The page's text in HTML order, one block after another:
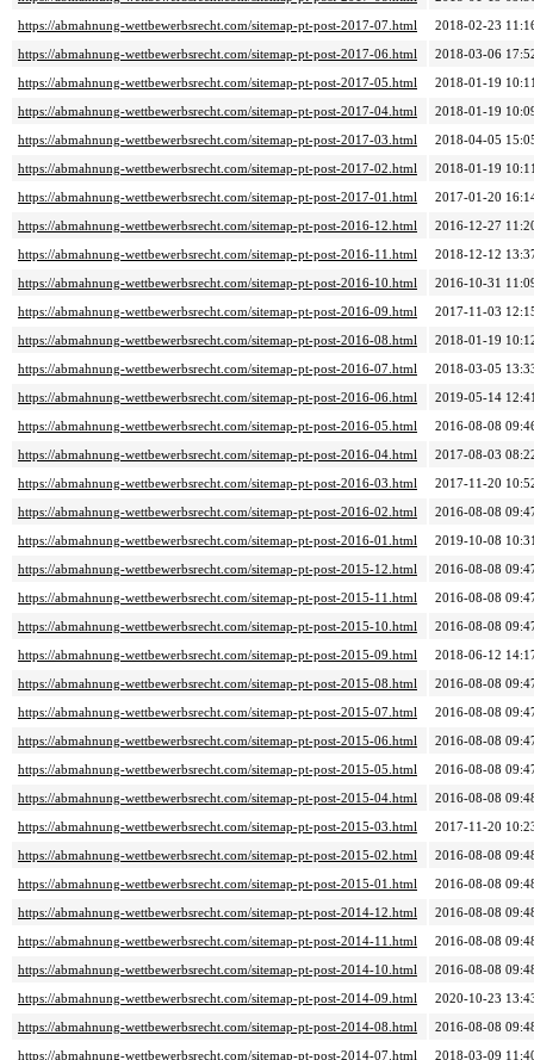
https://abmahnung-wettbewerbsrecht.com/sitemap-pt-post-2017-07.html
2018-02-23
https://abmahnung-wettbewerbsrecht.com/sitemap-pt-post-2017-06.html
2018-03-06
https://abmahnung-wettbewerbsrecht.com/sitemap-pt-post-2017-05.html
2018-01-19
https://abmahnung-wettbewerbsrecht.com/sitemap-pt-post-2017-04.html
2018-01-19
https://abmahnung-wettbewerbsrecht.com/sitemap-pt-post-2017-03.html
2018-04-05
https://abmahnung-wettbewerbsrecht.com/sitemap-pt-post-2017-02.html
2018-01-19
https://abmahnung-wettbewerbsrecht.com/sitemap-pt-post-2017-01.html
2017-01-20
https://abmahnung-wettbewerbsrecht.com/sitemap-pt-post-2016-12.html
2016-12-27
https://abmahnung-wettbewerbsrecht.com/sitemap-pt-post-2016-11.html
2018-12-12
https://abmahnung-wettbewerbsrecht.com/sitemap-pt-post-2016-10.html
2016-10-31
https://abmahnung-wettbewerbsrecht.com/sitemap-pt-post-2016-09.html
2017-11-03
https://abmahnung-wettbewerbsrecht.com/sitemap-pt-post-2016-08.html
2018-01-19
https://abmahnung-wettbewerbsrecht.com/sitemap-pt-post-2016-07.html
2018-03-05
https://abmahnung-wettbewerbsrecht.com/sitemap-pt-post-2016-06.html
2019-05-14
https://abmahnung-wettbewerbsrecht.com/sitemap-pt-post-2016-05.html
2016-08-08
https://abmahnung-wettbewerbsrecht.com/sitemap-pt-post-2016-04.html
2017-08-03
https://abmahnung-wettbewerbsrecht.com/sitemap-pt-post-2016-03.html
2017-11-20
https://abmahnung-wettbewerbsrecht.com/sitemap-pt-post-2016-02.html
2016-08-08
https://abmahnung-wettbewerbsrecht.com/sitemap-pt-post-2016-01.html
2019-10-08
https://abmahnung-wettbewerbsrecht.com/sitemap-pt-post-2015-12.html
2016-08-08
https://abmahnung-wettbewerbsrecht.com/sitemap-pt-post-2015-11.html
2016-08-08
https://abmahnung-wettbewerbsrecht.com/sitemap-pt-post-2015-10.html
2016-08-08
https://abmahnung-wettbewerbsrecht.com/sitemap-pt-post-2015-09.html
2018-06-12
https://abmahnung-wettbewerbsrecht.com/sitemap-pt-post-2015-08.html
2016-08-08
https://abmahnung-wettbewerbsrecht.com/sitemap-pt-post-2015-07.html
2016-08-08
https://abmahnung-wettbewerbsrecht.com/sitemap-pt-post-2015-06.html
2016-08-08
https://abmahnung-wettbewerbsrecht.com/sitemap-pt-post-2015-05.html
2016-08-08
https://abmahnung-wettbewerbsrecht.com/sitemap-pt-post-2015-04.html
2016-08-08
https://abmahnung-wettbewerbsrecht.com/sitemap-pt-post-2015-03.html
2017-11-20
https://abmahnung-wettbewerbsrecht.com/sitemap-pt-post-2015-02.html
2016-08-08
https://abmahnung-wettbewerbsrecht.com/sitemap-pt-post-2015-01.html
2016-08-08
https://abmahnung-wettbewerbsrecht.com/sitemap-pt-post-2014-12.html
2016-08-08
https://abmahnung-wettbewerbsrecht.com/sitemap-pt-post-2014-11.html
2016-08-08
https://abmahnung-wettbewerbsrecht.com/sitemap-pt-post-2014-10.html
2016-08-08
https://abmahnung-wettbewerbsrecht.com/sitemap-pt-post-2014-09.html
2020-10-23
https://abmahnung-wettbewerbsrecht.com/sitemap-pt-post-2014-08.html
2016-08-08
https://abmahnung-wettbewerbsrecht.com/sitemap-pt-post-2014-07.html
2018-03-09